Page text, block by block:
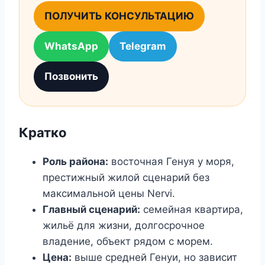
ПОЛУЧИТЬ КОНСУЛЬТАЦИЮ
WhatsApp Telegram
Позвонить
Кратко
Роль района: восточная Генуя у моря,
престижный жилой сценарий без
максимальной цены Nervi.
Главный сценарий: семейная квартира,
жильё для жизни, долгосрочное
владение, объект рядом с морем.
Цена: выше средней Генуи, но зависит